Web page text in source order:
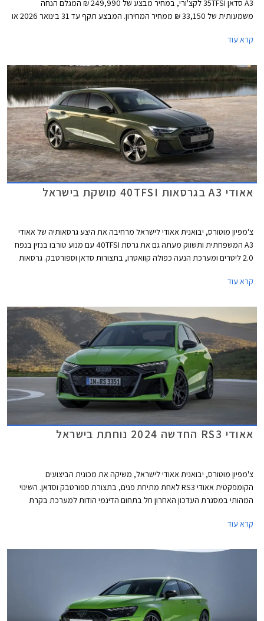
A3 סדאן 35TFSI לקצ'ורי, במחיר מבצע של 249,990 ₪ המגלם הנחה
משמעותית של 33,150 ₪ ממחיר המחירון. המבצע תקף עד 31 בינואר 2026 או
קרא עוד
אאודי A3 בגרסאות 40TFSI מושקת בישראל
צ'מפיון מוטורס, יבואנית אאודי לישראל מרחיבה את היצע גרסאותיה של אאודי
A3 המשפחתית ותשווק מעתה גם את גרסת 40TFSI עם מנוע טורבו בנזין בנפח
2.0 ליטרים ומערכת הנעה כפולה קוואטרו, בתצורות סדאן וספורטבק. גרסאות
לא זול אך ביחס למתחרים הישירים מבית מרצדס וב.מ.וו וביחס ליחידת ההנעה
המותג בישראל אשר סובל מירידה במכירות.
קרא עוד
אאודי RS3 החדשה 2024 נוחתת בישראל
צ'מפיון מוטורס, יבואנית אאודי לישראל, משיקה את מכונית הביצועים
הקומפקטית אאודי RS3 לאחת מתיחת פנים, בתצורת ספורטבק וסדאן. השינוי
המהותי במסגרת העדכון האחרון חל בתחום הדינמי הודות למערכת בקרת
קרא עוד